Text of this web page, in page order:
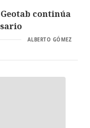
continúa
ALBERTO GÓMEZ